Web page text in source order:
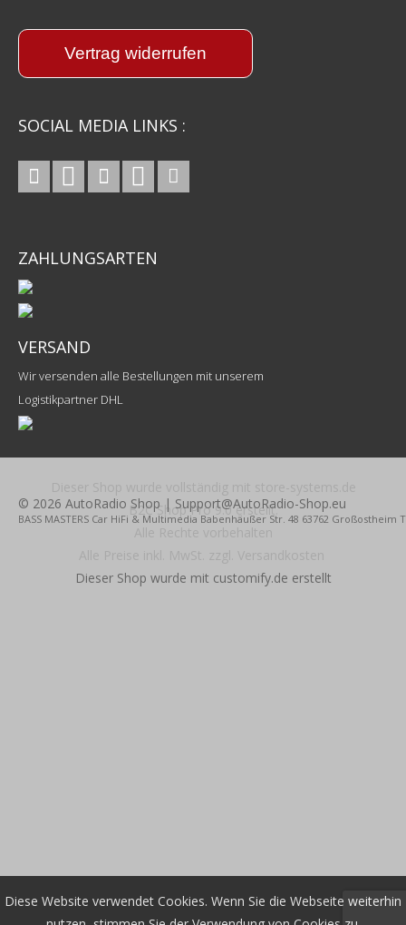
Diese Website verwendet Cookies. Wenn Sie die Webseite weiterhin
© 2026 AutoRadio Shop | Support@AutoRadio-Shop.eu
BASS MASTERS Car HiFi & Multimedia Babenhäußer Str. 48 63762 Großostheim
Vertrag widerrufen
SOCIAL MEDIA LINKS :
ZAHLUNGSARTEN
VERSAND
Wir versenden alle Bestellungen mit unserem
Logistikpartner DHL
B2C Shop Pro 9.0 erstellt.
Dieser Shop wurde mit customify.de erstellt